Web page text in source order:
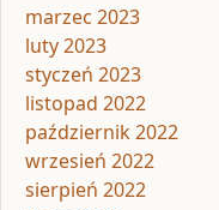
marzec 2023
luty 2023
styczeń 2023
listopad 2022
październik 2022
wrzesień 2022
sierpień 2022